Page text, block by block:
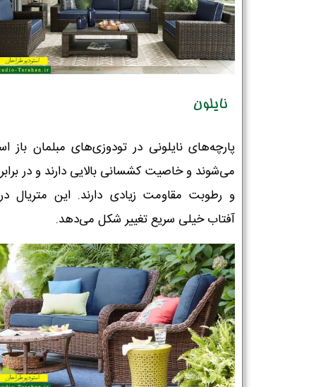
نایلون
پارچه‌های نایلونی در تودوزی‌های مبلمان باز
می‌شوند و خاصیت کشسانی بالایی دارند و در
و رطوبت مقاومت زیادی دارند. این متریال در
آفتاب خیلی سریع تغییر شکل می‌دهد.